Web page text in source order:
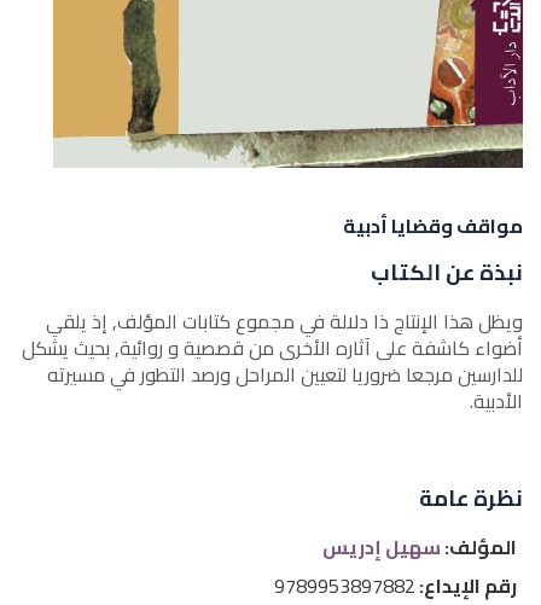
مواقف وقضايا أدبية
نبذة عن الكتاب
ويظل هذا الإنتاج ذا دلالة في مجموع كتابات المؤلف, إذ يلقي
أضواء كاشفة على آثاره الأخرى من قصصية و روائية, بحيث يشكل
للدارسين مرجعا ضروريا لتعيين المراحل ورصد التطور في مسيرته
الأدبية.
نظرة عامة
المؤلف:سهيل إدريس
رقم الإيداع:9789953897882